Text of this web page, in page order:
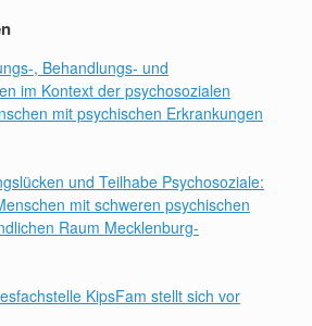
, Behandlungs- und
im Kontext der psychosozialen
mit psychischen Erkrankungen
und Teilhabe Psychosoziale:
mit schweren psychischen
Raum Mecklenburg-
KipsFam stellt sich vor